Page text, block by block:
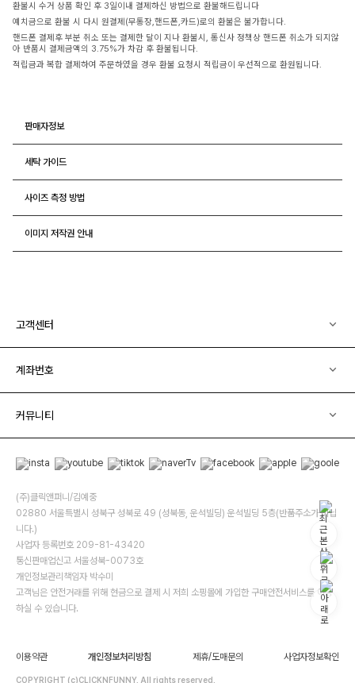
환불시 수거 상품 확인 후 3일이내 결제하신 방법으로 환불해드립니다
예치금으로 환불 시 다시 원결제(무통장,핸드폰,카드)로의 환불은 불가합니다.
핸드폰 결제후 부분 취소 또는 결제한 달이 지나 환불시, 통신사 정책상 핸드폰 취소가 되지않
아 반품시 결제금액의 3.75%가 차감 후 환불됩니다.
적립금과 복합 결제하여 주문하였을 경우 환불 요청시 적립금이 우선적으로 환원됩니다.
판매자정보
세탁 가이드
사이즈 측정 방법
이미지 저작권 안내
고객센터
계좌번호
커뮤니티
(주)클릭앤퍼니/김예중
02880 서울특별시 성북구 성북로 49 (성북동, 운석빌딩) 운석빌딩 5층(반품주소가 아닙
니다.)
사업자 등록번호 209-81-43420
통신판매업신고 서울성북-0073호
개인정보관리책임자 박수미
고객님은 안전거래를 위해 현금으로 결제 시 저희 소핑몰에 가입한 구매안전서비스를 이용
하실 수 있습니다.
이용약관 개인정보처리방침 제휴/도매문의 사업자정보확인
COPYRIGHT (c)CLICKNFUNNY. All rights reserved.